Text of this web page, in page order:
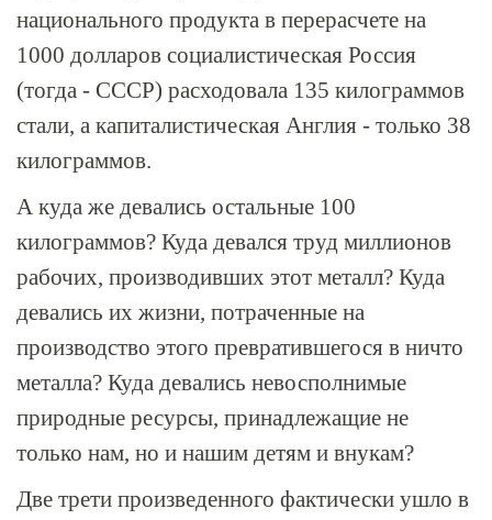
национального продукта в перерасчете на
1000 долларов социалистическая Россия
(тогда - СССР) расходовала 135 килограммов
стали, а капиталистическая Англия - только 38
килограммов.
А куда же девались остальные 100
килограммов? Куда девался труд миллионов
рабочих, производивших этот металл? Куда
девались их жизни, потраченные на
производство этого превратившегося в ничто
металла? Куда девались невосполнимые
природные ресурсы, принадлежащие не
только нам, но и нашим детям и внукам?
Две трети произведенного фактически ушло в